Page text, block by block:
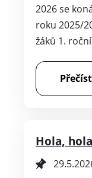
2026 se
roku 2025/
žáků 1.
Přečíst
Hola,